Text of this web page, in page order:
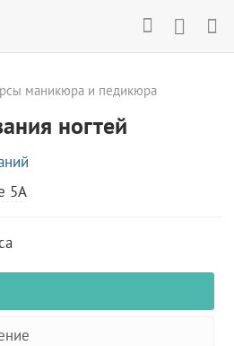
маникюра и педикюра
ногтей
5А